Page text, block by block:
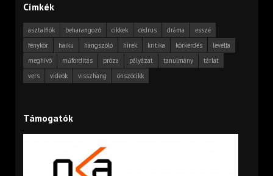
Címkék
asztalfiók beharangozó cikkek cédrus dráma
esszé
fénykör
haiku hangszóló hírek kritika körkérdés
levélfa
meghívó
műfordítás próza pályázat tanulmány
tárlat
vers
videók visszhang önszócikk
Támogatók